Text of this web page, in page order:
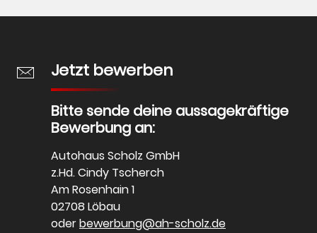
Jetzt bewerben
Bitte sende deine aussagekräftige
Bewerbung an:
Autohaus Scholz GmbH
z.Hd. Cindy Tscherch
Am Rosenhain 1
02708 Löbau
oderbewerbung@ah-scholz.de